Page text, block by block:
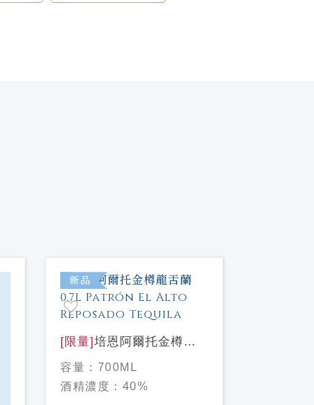
新品
[限量] 培恩阿爾托金樽龍
舌蘭0.7L Patrón El Alto
Reposado Tequila
容量： 700ML
酒精濃度： 40%